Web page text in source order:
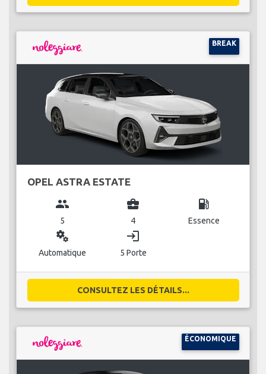
BREAK
OPEL ASTRA ESTATE
group
5
business_center
4
local_gas_station
Essence
miscellaneous_services
Automatique
login
5 Porte
CONSULTEZ LES DÉTAILS...
ÉCONOMIQUE